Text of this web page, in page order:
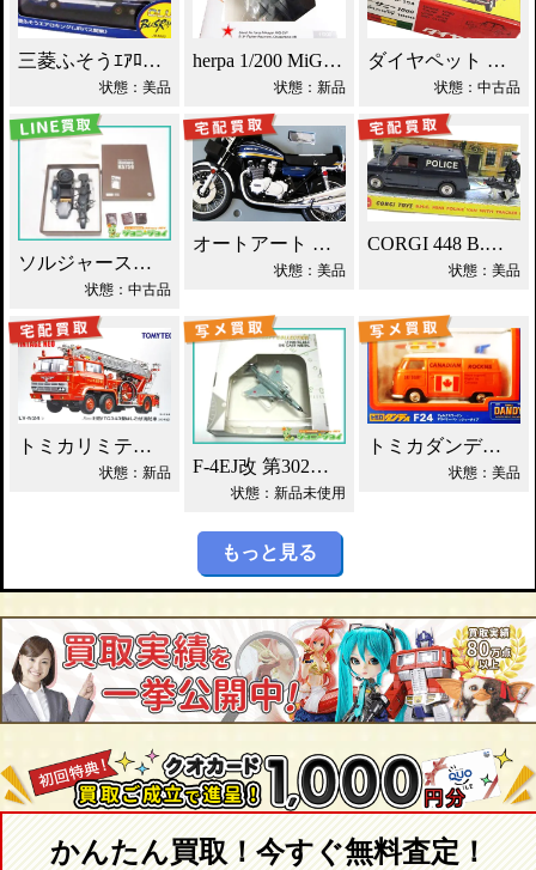
三菱ふそうｴｱﾛｷﾝｸﾞ JRﾊﾞｽ関東 ミニカー買取！
状態：美品
herpa 1/200 MiG-25P ソ連防空軍 買取！
状態：新品
ダイヤペット ダットサン サニー ミニカー買取！
状態：中古品
ソルジャーストーリー 1/6 ツェンダップ買取！
状態：中古品
オートアート カワサキ750RS(Z2) 買取！
状態：美品
CORGI 448 B.M.C ミニ ポリスバン買取！
状態：美品
トミカリミテッドNEO 日野 はしご付 消防車 買取！
状態：新品 F-4EJ改 第302飛行隊 ワールドエアクラフト買取！
状態：新品未使用
トミカダンディ F24 VW デリバリーバン買取！
状態：美品
もっと見る
かんたん買取！今すぐ無料査定！